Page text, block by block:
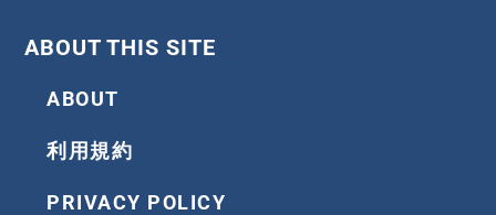
o
o
k
e
r
g
r
ABOUT THIS SITE
ABOUT
利用規約
PRIVACY POLICY